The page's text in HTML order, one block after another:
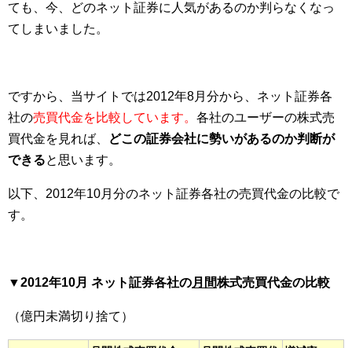
ても、今、どのネット証券に人気があるのか判らなくなっ
てしまいました。
ですから、当サイトでは2012年8月分から、ネット証券各
社の売買代金を比較しています。 各社のユーザーの株式売
買代金を見れば、
どこの証券会社に勢いがあるのか判断が
できると思います。
以下、2012年10月分のネット証券各社の売買代金の比較で
す。
▼2012年10月 ネット証券各社の月間株式売買代金の比較
（億円未満切り捨て）